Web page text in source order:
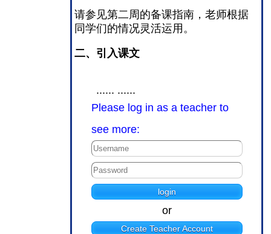
请参见第二周的备课指南，老师根据
同学们的情况灵活运用。
二、引入课文
...... ......
Please log in as a teacher to
see more:
or
Create Teacher Account